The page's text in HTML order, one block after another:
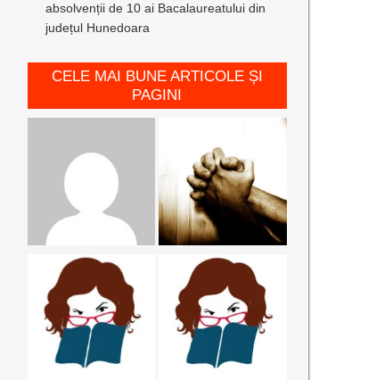
absolvenții de 10 ai Bacalaureatului din
județul Hunedoara
CELE MAI BUNE ARTICOLE ȘI
PAGINI